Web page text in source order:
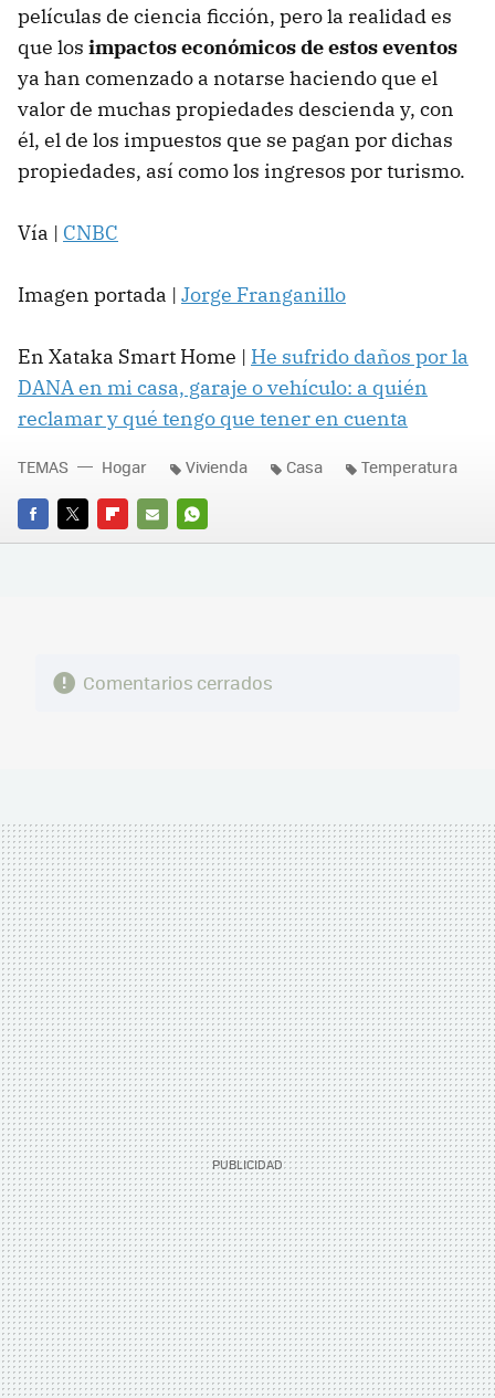
películas de ciencia ficción, pero la realidad es
que los impactos económicos de estos eventos
ya han comenzado a notarse haciendo que el
valor de muchas propiedades descienda y, con
él, el de los impuestos que se pagan por dichas
propiedades, así como los ingresos por turismo.
Vía | CNBC
Imagen portada | Jorge Franganillo
En Xataka Smart Home | He sufrido daños por la
DANA en mi casa, garaje o vehículo: a quién
reclamar y qué tengo que tener en cuenta
FACEBOOK
TWITTERFLIPBOARD
E-
WHATSAPP
TEMAS Hogar Vivienda Casa Temperatura
Comentarios cerrados